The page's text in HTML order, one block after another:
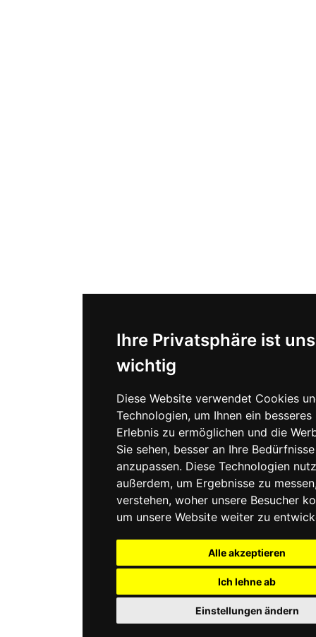
Ihre Privatsphäre ist uns
wichtig
Diese Website verwendet Cookies
Technologien, um Ihnen ein
Erlebnis zu ermöglichen und die
Sie sehen, besser an Ihre Bedürfnisse
anzupassen. Diese Technologien
außerdem, um Ergebnisse zu
verstehen, woher unsere Besucher
um unsere Website weiter zu
Alle akzeptieren
Ich lehne ab
Einstellungen ändern